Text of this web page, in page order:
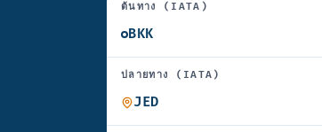
ต้นทาง (IATA)
ปลายทาง (IATA)